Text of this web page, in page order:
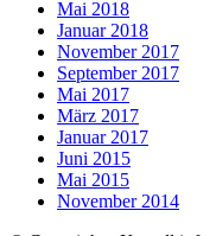
Mai 2018
Januar 2018
November 2017
September 2017
Mai 2017
März 2017
Januar 2017
Juni 2015
Mai 2015
November 2014